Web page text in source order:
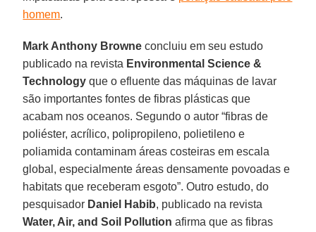
homem.
Mark Anthony Browne concluiu em seu estudo
publicado na revista Environmental Science &
Technology que o efluente das máquinas de lavar
são importantes fontes de fibras plásticas que
acabam nos oceanos. Segundo o autor “fibras de
poliéster, acrílico, polipropileno, polietileno e
poliamida contaminam áreas costeiras em escala
global, especialmente áreas densamente povoadas e
habitats que receberam esgoto”. Outro estudo, do
pesquisador Daniel Habib, publicado na revista
Water, Air, and Soil Pollution afirma que as fibras